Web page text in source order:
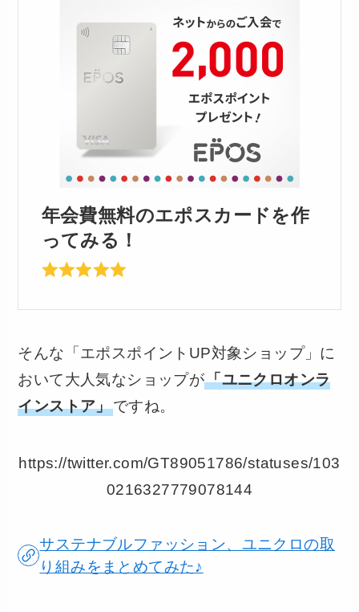
年会費無料のエポスカードを作
ってみる！
そんな「エポスポイントUP対象ショップ」に
おいて大人気なショップが「ユニクロオンラ
インストア」ですね。
https://twitter.com/GT89051786/statuses/103
0216327779078144
サステナブルファッション、ユニクロの取
り組みをまとめてみた♪